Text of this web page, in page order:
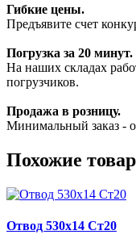
Гибкие цены.
Предъявите счет
Погрузка за 20 минут.
На наших складах
погрузчиков.
Продажа в розницу.
Минимальный заказ -
Похожие
Отвод 530х14 Ст20